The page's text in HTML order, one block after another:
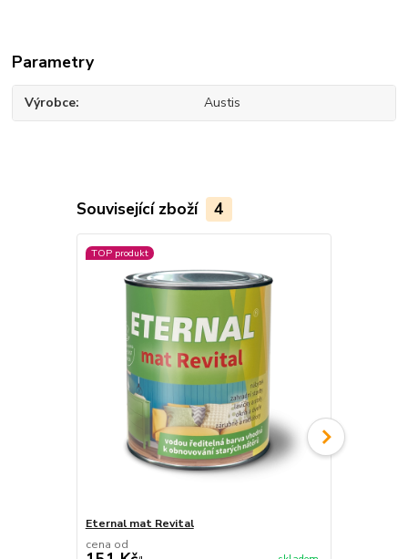
Parametry
Výrobce Austis
Související zboží 4
TOP produkt
Eternal mat Revital
cena od